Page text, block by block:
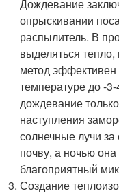
Дождевание
опрыскивании
распылитель. В
выделяться
метод эффективен
температуре до -
дождевание
наступления
солнечные лучи
почву, а ночью
благоприятный
Создание